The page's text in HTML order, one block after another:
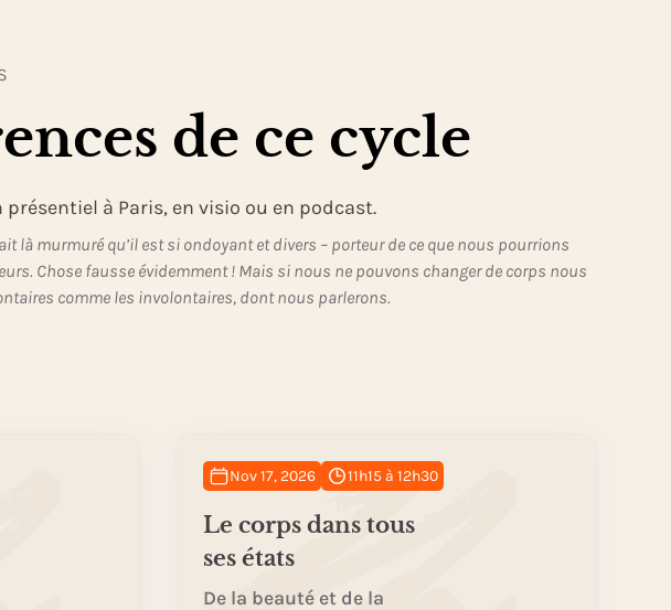
de ce cycle
à Paris, en visio ou en podcast.
là murmuré qu’il est si ondoyant et divers – porteur de ce que nous pourrions
Chose fausse évidemment ! Mais si nous ne pouvons changer de corps nous
comme les involontaires, dont nous parlerons.
Nov 17, 2026 11h15 à 12h30
Le corps dans tous
ses états
De la beauté et de la